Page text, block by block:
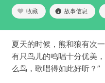
收藏 故事信息
夏天的时候，熊和狼有次
有只鸟儿的鸣唱十分优美
么鸟，歌唱得如此好听？”